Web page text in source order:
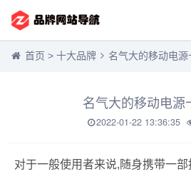
首页 > 十大品牌 名气大的移动电源
名气大的移动电源
2022-01-22 13:36:35
对于一般使用者来说,随身携带一